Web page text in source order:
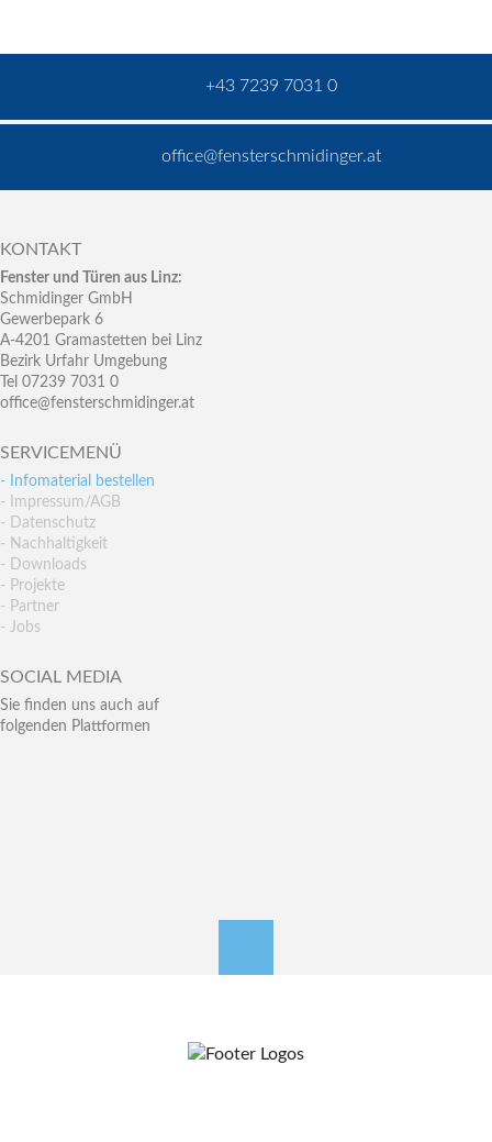
+43 7239 7031 0
office@fensterschmidinger.at
KONTAKT
Fenster und Türen aus Linz:
Schmidinger GmbH
Gewerbepark 6
A-4201 Gramastetten bei Linz
Bezirk Urfahr Umgebung
Tel 07239 7031 0
office@fensterschmidinger.at
SERVICEMENÜ
- Infomaterial bestellen
- Impressum/AGB
- Datenschutz
- Nachhaltigkeit
- Downloads
- Projekte
- Partner
- Jobs
SOCIAL MEDIA
Sie finden uns auch auf
folgenden Plattformen